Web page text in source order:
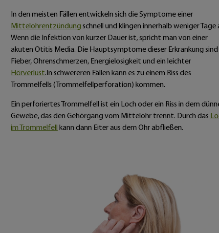
In den meisten Fällen entwickeln sich die Symptome einer
Mittelohrentzündung schnell und klingen innerhalb weniger Tage
Wenn die Infektion von kurzer Dauer ist, spricht man von einer
akuten Otitis Media. Die Hauptsymptome dieser Erkrankung sind
Fieber, Ohrenschmerzen, Energielosigkeit und ein leichter
Hörverlust.In schwereren Fällen kann es zu einem Riss des
Trommelfells (Trommelfellperforation) kommen.
Ein perforiertes Trommelfell ist ein Loch oder ein Riss in dem
Gewebe, das den Gehörgang vom Mittelohr trennt. Durch das
im Trommelfell
kann dann Eiter aus dem Ohr abfließen.